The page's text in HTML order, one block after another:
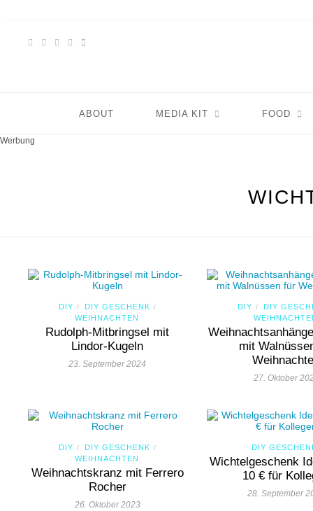
ABOUT MEDIA KIT FOOD
Werbung
DIY / DIY GESCHENK /
WEIHNACHTEN
Rudolph-Mitbringsel mit
Lindor-Kugeln
23. September 2024
DIY /
DIY
mit
27. Oktober
DIY / DIY GESCHENK /
WEIHNACHTEN
Weihnachtskranz mit Ferrero
Rocher
26. Oktober 2023
DIY
Wichtelgeschenk
10 € für
28. September